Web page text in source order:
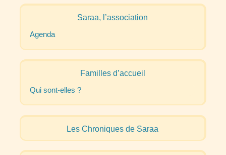
Saraa, l’association
Agenda
Familles d’accueil
Qui sont-elles ?
Les Chroniques de Saraa